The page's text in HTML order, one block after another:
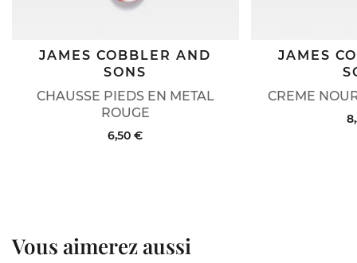
CHAUSSE PIEDS EN METAL
ROUGE
JAMES COBBLER AND
SONS
6,50 €
CREME
JAMES
Vous aimerez aussi